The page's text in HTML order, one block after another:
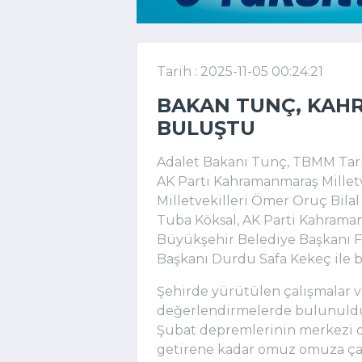
Tarih : 2025-11-05 00:24:21
BAKAN TUNÇ,
BULUŞTU
Adalet Bakanı Tunç, TBMM
AK Parti Kahramanmaraş
Milletvekilleri Ömer Oruç
Tuba Köksal, AK Parti
Büyükşehir Belediye Başkanı
Başkanı Durdu Safa Kekeç ile
Şehirde yürütülen çalışmalar
değerlendirmelerde
Şubat depremlerinin merkezi
getirene kadar omuz omuza